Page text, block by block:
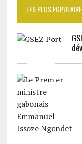
LES PLUS